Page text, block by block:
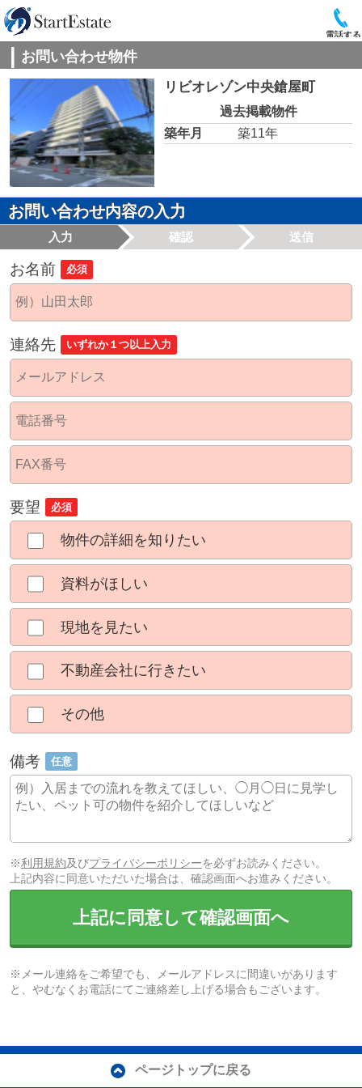
電話する
お問い合わせ物件
リビオレゾン中央鎗屋町
過去掲載物件
築年月
築11年
お問い合わせ内容の入力
入力 確認 送信
お名前 必須
連絡先 いずれか１つ以上入力
要望 必須
物件の詳細を知りたい
資料がほしい
現地を見たい
不動産会社に行きたい
その他
備考 任意
※利用規約及びプライバシーポリシーを必ずお読みください。
上記内容に同意いただいた場合は、確認画面へお進みください。
上記に同意して確認画面へ
※メール連絡をご希望でも、メールアドレスに間違いがあります
と、やむなくお電話にてご連絡差し上げる場合もございます。
ページトップに戻る